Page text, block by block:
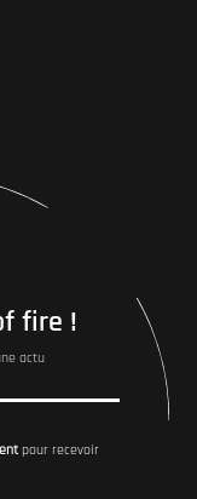
fire !
actu
pour recevoir